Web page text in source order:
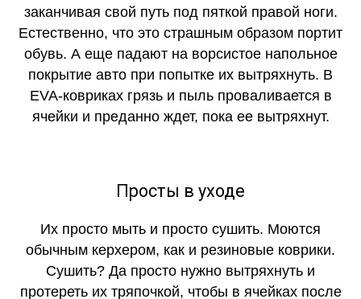
заканчивая свой путь под пяткой правой ноги.
Естественно, что это страшным образом портит
обувь. А еще падают на ворсистое напольное
покрытие авто при попытке их вытряхнуть. В
EVA-ковриках грязь и пыль проваливается в
ячейки и преданно ждет, пока ее вытряхнут.
Просты в уходе
Их просто мыть и просто сушить. Моются
обычным керхером, как и резиновые коврики.
Сушить? Да просто нужно вытряхнуть и
протереть их тряпочкой, чтобы в ячейках после